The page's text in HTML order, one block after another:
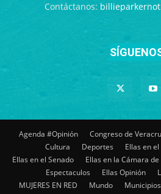
Contáctanos:
Agenda #Opinión Congreso de
Cultura
Deportes
Ellas en
Ellas en el Senado
Ellas en la Cámara
Espectaculos
Ellas Opinión
MUJERES EN RED
Mundo Municipios